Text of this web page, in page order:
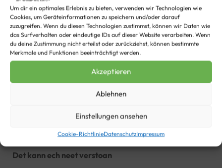
Um dir ein optimales Erlebnis zu bieten, verwenden wir Technologien wie
Cookies, um Geräteinformationen zu speichern und/oder darauf
zuzugreifen. Wenn du diesen Technologien zustimmst, können wir Daten wie
das Surfverhalten oder eindeutige IDs auf dieser Website verarbeiten. Wenn
du deine Zustimmung nicht erteilst oder zurückziehst, können bestimmte
Merkmale und Funktionen beeinträchtigt werden.
Akzeptieren
Ablehnen
Einstellungen ansehen
Cookie-RichtlinieDatenschutzImpressum
Det kann ech neet verstoan
Das kann ich nicht verstehen
Text Mundart
Det kann ech neet verstoan